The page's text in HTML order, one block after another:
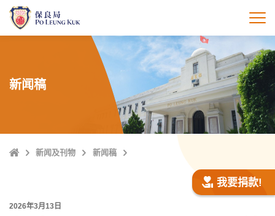
打
新闻稿
Home新闻及刊物 新闻稿
我要捐款!
2026年3月13日